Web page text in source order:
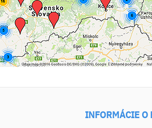
INFORMÁCIE O